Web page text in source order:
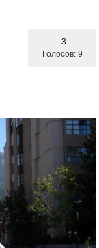
-3
Голосов: 9